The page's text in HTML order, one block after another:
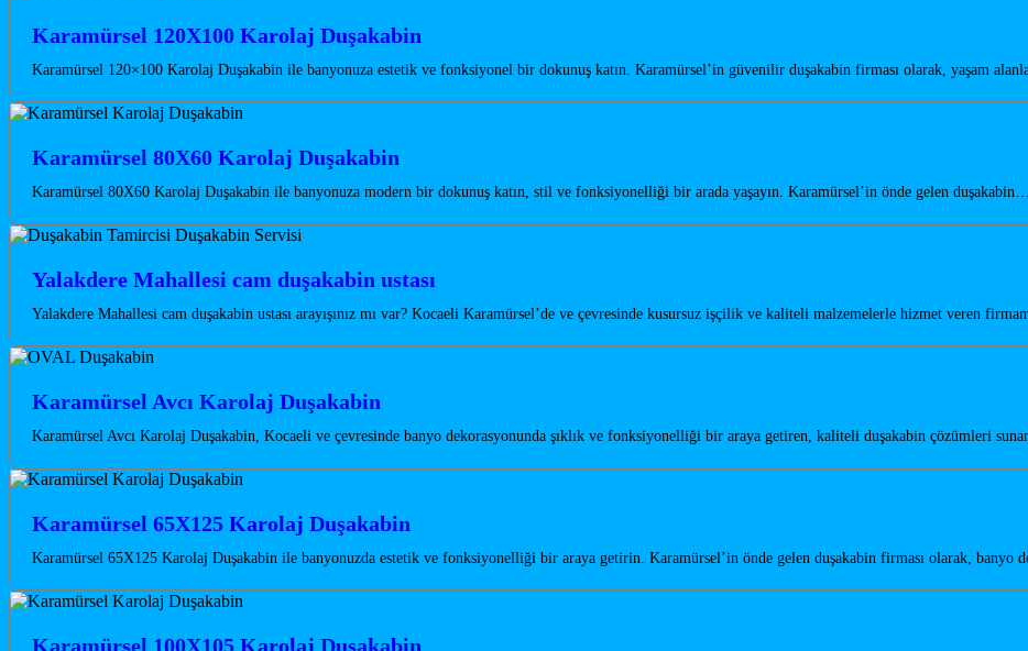
Karamürsel 120X100 Karolaj Duşakabin
Karamürsel 120×100 Karolaj Duşakabin ile banyonuza estetik ve fonksiyonel bir dokunuş katın. Karamürsel’in güvenilir duşakabin firması olarak, yaşam
Karamürsel 80X60 Karolaj Duşakabin
Karamürsel 80X60 Karolaj Duşakabin ile banyonuza modern bir dokunuş katın, stil ve fonksiyonelliği bir arada yaşayın. Karamürsel’in önde gelen duşakabin…
Yalakdere Mahallesi cam duşakabin ustası
Yalakdere Mahallesi cam duşakabin ustası arayışınız mı var? Kocaeli Karamürsel’de ve çevresinde kusursuz işçilik ve kaliteli malzemelerle hizmet veren
Karamürsel Avcı Karolaj Duşakabin
Karamürsel Avcı Karolaj Duşakabin, Kocaeli ve çevresinde banyo dekorasyonunda şıklık ve fonksiyonelliği bir araya getiren, kaliteli duşakabin çözümleri
Karamürsel 65X125 Karolaj Duşakabin
Karamürsel 65X125 Karolaj Duşakabin ile banyonuzda estetik ve fonksiyonelliği bir araya getirin. Karamürsel’in önde gelen duşakabin firması olarak, banyo
Karamürsel 100X105 Karolaj Duşakabin